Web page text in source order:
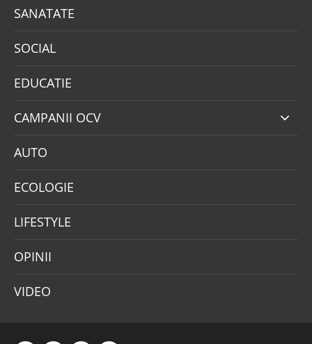
SANATATE
SOCIAL
EDUCATIE
CAMPANII OCV
AUTO
ECOLOGIE
LIFESTYLE
OPINII
VIDEO